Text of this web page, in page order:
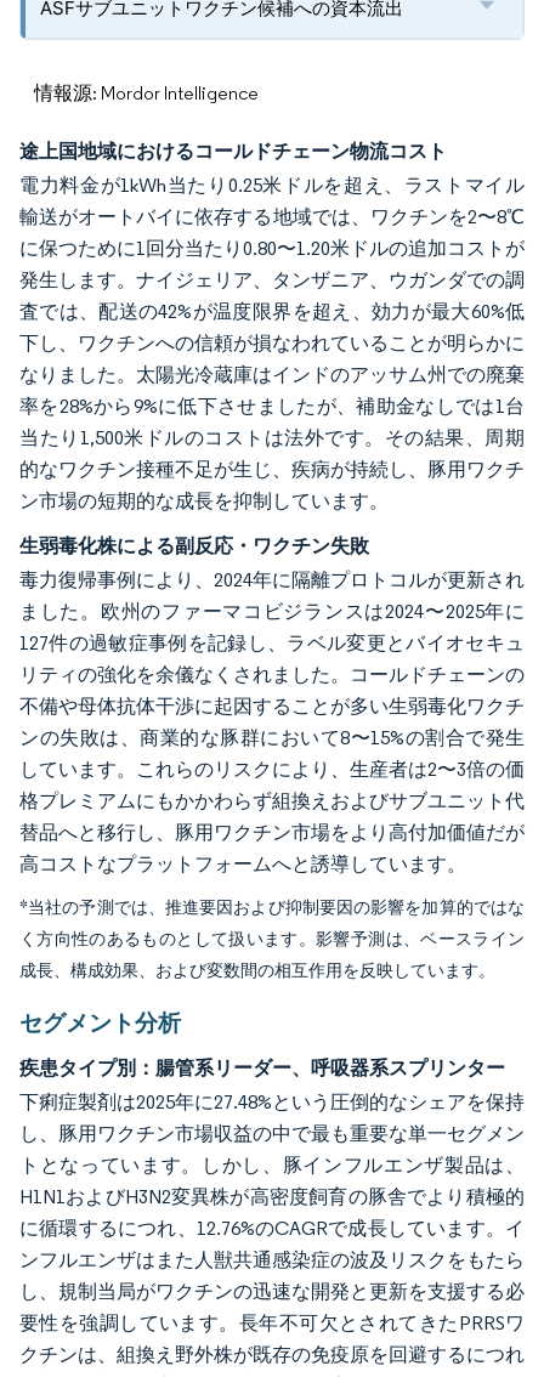
ASFサブユニットワクチン候補への資本流出
情報源: Mordor Intelligence
途上国地域におけるコールドチェーン物流コスト
電力料金が1kWh当たり0.25米ドルを超え、ラストマイル
輸送がオートバイに依存する地域では、ワクチンを2〜8℃
に保つために1回分当たり0.80〜1.20米ドルの追加コストが
発生します。ナイジェリア、タンザニア、ウガンダでの調
査では、配送の42%が温度限界を超え、効力が最大60%低
下し、ワクチンへの信頼が損なわれていることが明らかに
なりました。太陽光冷蔵庫はインドのアッサム州での廃棄
率を28%から9%に低下させましたが、補助金なしでは1台
当たり1,500米ドルのコストは法外です。その結果、周期
的なワクチン接種不足が生じ、疾病が持続し、豚用ワクチ
ン市場の短期的な成長を抑制しています。
生弱毒化株による副反応・ワクチン失敗
毒力復帰事例により、2024年に隔離プロトコルが更新され
ました。欧州のファーマコビジランスは2024〜2025年に
127件の過敏症事例を記録し、ラベル変更とバイオセキュ
リティの強化を余儀なくされました。コールドチェーンの
不備や母体抗体干渉に起因することが多い生弱毒化ワクチ
ンの失敗は、商業的な豚群において8〜15%の割合で発生
しています。これらのリスクにより、生産者は2〜3倍の価
格プレミアムにもかかわらず組換えおよびサブユニット代
替品へと移行し、豚用ワクチン市場をより高付加価値だが
高コストなプラットフォームへと誘導しています。
*当社の予測では、推進要因および抑制要因の影響を加算的ではな
く方向性のあるものとして扱います。影響予測は、ベースライン
成長、構成効果、および変数間の相互作用を反映しています。
セグメント分析
疾患タイプ別：腸管系リーダー、呼吸器系スプリンター
下痢症製剤は2025年に27.48%という圧倒的なシェアを保持
し、豚用ワクチン市場収益の中で最も重要な単一セグメン
トとなっています。しかし、豚インフルエンザ製品は、
H1N1およびH3N2変異株が高密度飼育の豚舎でより積極的
に循環するにつれ、12.76%のCAGRで成長しています。イ
ンフルエンザはまた人獣共通感染症の波及リスクをもたら
し、規制当局がワクチンの迅速な開発と更新を支援する必
要性を強調しています。長年不可欠とされてきたPRRSワ
クチンは、組換え野外株が既存の免疫原を回避するにつれ